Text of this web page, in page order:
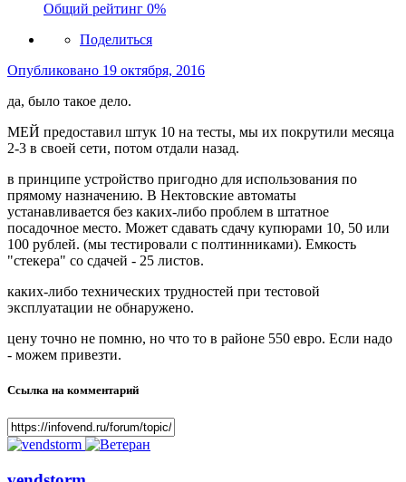
Общий рейтинг 0%
Поделиться
Опубликовано 19 октября, 2016
да, было такое дело.
МЕЙ предоставил штук 10 на тесты, мы их покрутили месяца
2-3 в своей сети, потом отдали назад.
в принципе устройство пригодно для использования по
прямому назначению. В Нектовские автоматы
устанавливается без каких-либо проблем в штатное
посадочное место. Может сдавать сдачу купюрами 10, 50 или
100 рублей. (мы тестировали с полтинниками). Емкость
"стекера" со сдачей - 25 листов.
каких-либо технических трудностей при тестовой
эксплуатации не обнаружено.
цену точно не помню, но что то в районе 550 евро. Если надо
- можем привезти.
Ссылка на комментарий